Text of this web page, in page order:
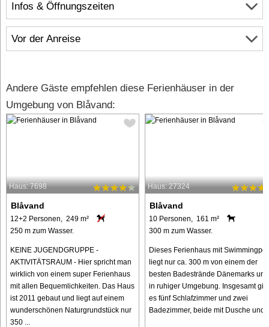
Infos & Öffnungszeiten
Vor der Anreise
Andere Gäste empfehlen diese Ferienhäuser in der
Umgebung von Blåvand:
Haus: 7698
Blåvand
12+2 Personen, 249 m²
250 m zum Wasser.
KEINE JUGENDGRUPPE -
AKTIVITÄTSRAUM - Hier spricht man
wirklich von einem super Ferienhaus
mit allen Bequemlichkeiten. Das Haus
ist 2011 gebaut und liegt auf einem
wunderschönen Naturgrundstück nur
350 ...
Haus: 27324
Blåvand
10 Personen, 161 m²
300 m zum Wasser.
Dieses Ferienhaus mit
liegt nur ca. 300 m von einem der
besten Badestrände Dänemarks und
in ruhiger Umgebung. Insgesamt gibt
es fünf Schlafzimmer und zwei
Badezimmer, beide mit Dusche und